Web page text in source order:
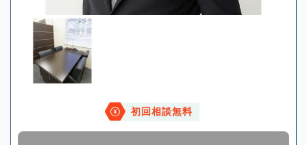
初回相談無料